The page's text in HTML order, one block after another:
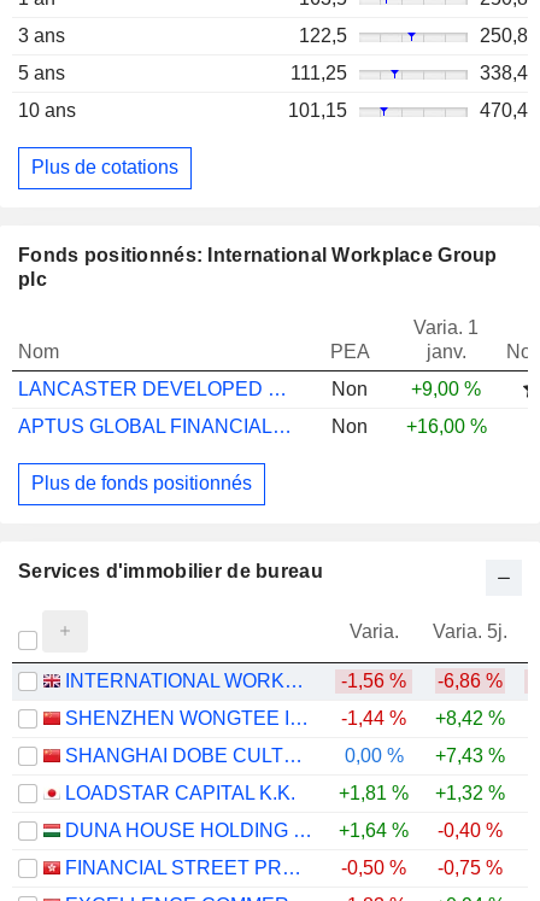
3 ans
122,5
250,8
5 ans
111,25
338,4
10 ans
101,15 470,4
Plus de cotations
Fonds positionnés: International Workplace Group
plc
Nom PEA
Varia. 1
janv.
LANCASTER DEVELOPED MARKETS I EUR
Non
+9,00 %
APTUS GLOBAL FINANCIALS A GBP ACC
Non +16,00 %
Plus de fonds positionnés
Services d'immobilier de bureau
Varia. Varia. 5j.
INTERNATIONAL WORKPLACE GROUP PLC -1,56 % -6,86 %
SHENZHEN WONGTEE INTERNATIONAL ENTERPRISE CO., LTD.
-1,44 % +8,42 %
SHANGHAI DOBE CULTURAL & CREATIVE INDUSTRY DEVELOPMENT (GROUP)CO. LTD.
0,00 % +7,43 %
LOADSTAR CAPITAL K.K.
+1,81 % +1,32 %
DUNA HOUSE HOLDING NYRT.
+1,64 % -0,40 %
FINANCIAL STREET PROPERTY CO., LIMITED
-0,50 % -0,75 %